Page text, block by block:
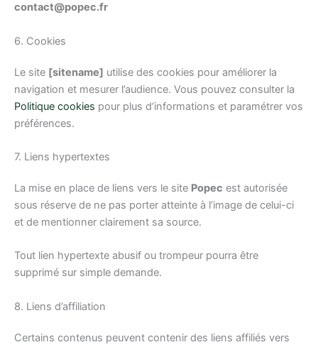
contact@popec.fr
6. Cookies
Le site [sitename] utilise des cookies pour améliorer la
navigation et mesurer l’audience. Vous pouvez consulter la
Politique cookies pour plus d’informations et paramétrer vos
préférences.
7. Liens hypertextes
La mise en place de liens vers le site Popec est autorisée
sous réserve de ne pas porter atteinte à l’image de celui-ci
et de mentionner clairement sa source.
Tout lien hypertexte abusif ou trompeur pourra être
supprimé sur simple demande.
8. Liens d’affiliation
Certains contenus peuvent contenir des liens affiliés vers